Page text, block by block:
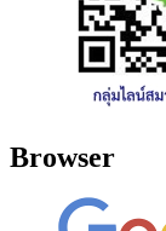
Browser